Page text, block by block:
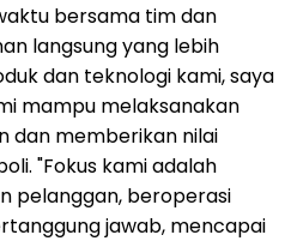
bersama tim dan
langsung yang lebih
dan teknologi kami, saya
mampu melaksanakan
dan memberikan nilai
"Fokus kami adalah
pelanggan, beroperasi
jawab, mencapai